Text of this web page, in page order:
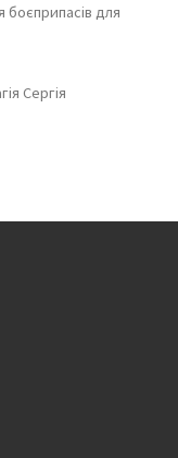
боєприпасів для
Сергія